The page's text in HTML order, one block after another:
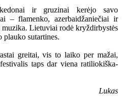
ir gruzinai kerėjo savo
– flamenko, azerbaidžaniečiai ir
Lietuviai rodė kryždirbystės
plauko sutartines.
greitai, vis to laiko per mažai,
taps dar viena ratiliokiška-
Lukas